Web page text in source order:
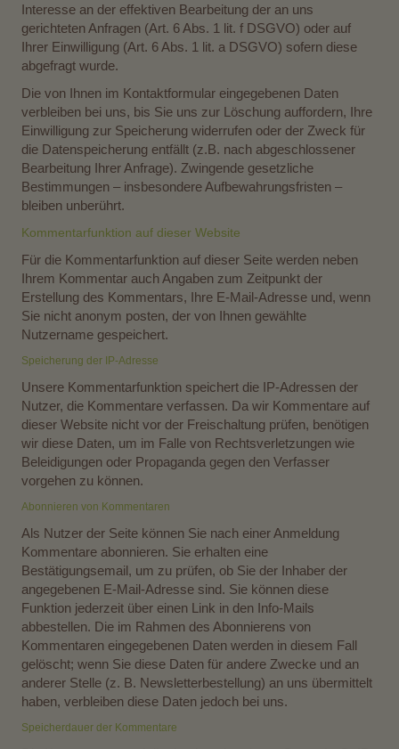
Interesse an der effektiven Bearbeitung der an uns
gerichteten Anfragen (Art. 6 Abs. 1 lit. f DSGVO) oder auf
Ihrer Einwilligung (Art. 6 Abs. 1 lit. a DSGVO) sofern diese
abgefragt wurde.
Die von Ihnen im Kontaktformular eingegebenen Daten
verbleiben bei uns, bis Sie uns zur Löschung auffordern, Ihre
Einwilligung zur Speicherung widerrufen oder der Zweck für
die Datenspeicherung entfällt (z.B. nach abgeschlossener
Bearbeitung Ihrer Anfrage). Zwingende gesetzliche
Bestimmungen – insbesondere Aufbewahrungsfristen –
bleiben unberührt.
Kommentarfunktion auf dieser Website
Für die Kommentarfunktion auf dieser Seite werden neben
Ihrem Kommentar auch Angaben zum Zeitpunkt der
Erstellung des Kommentars, Ihre E-Mail-Adresse und, wenn
Sie nicht anonym posten, der von Ihnen gewählte
Nutzername gespeichert.
Speicherung der IP-Adresse
Unsere Kommentarfunktion speichert die IP-Adressen der
Nutzer, die Kommentare verfassen. Da wir Kommentare auf
dieser Website nicht vor der Freischaltung prüfen, benötigen
wir diese Daten, um im Falle von Rechtsverletzungen wie
Beleidigungen oder Propaganda gegen den Verfasser
vorgehen zu können.
Abonnieren von Kommentaren
Als Nutzer der Seite können Sie nach einer Anmeldung
Kommentare abonnieren. Sie erhalten eine
Bestätigungsemail, um zu prüfen, ob Sie der Inhaber der
angegebenen E-Mail-Adresse sind. Sie können diese
Funktion jederzeit über einen Link in den Info-Mails
abbestellen. Die im Rahmen des Abonnierens von
Kommentaren eingegebenen Daten werden in diesem Fall
gelöscht; wenn Sie diese Daten für andere Zwecke und an
anderer Stelle (z. B. Newsletterbestellung) an uns übermittelt
haben, verbleiben diese Daten jedoch bei uns.
Speicherdauer der Kommentare